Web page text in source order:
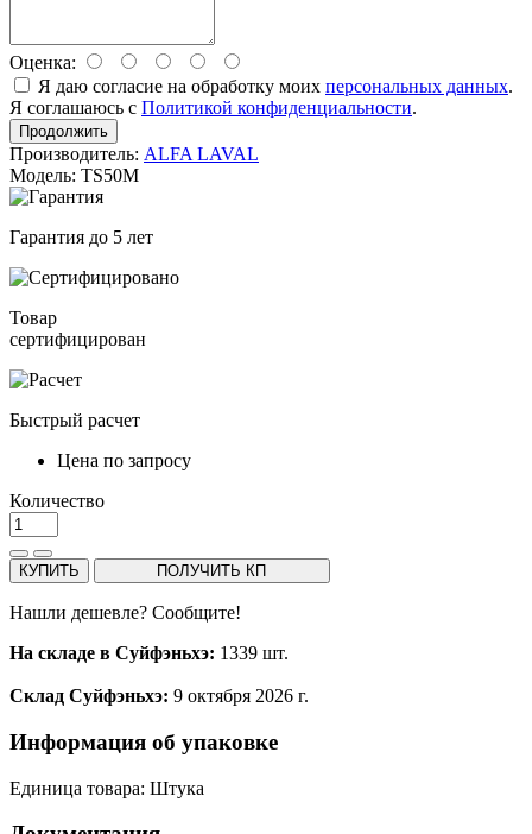
Оценка:
Я даю согласие на обработку моих персональных данных.
Я соглашаюсь с Политикой конфиденциальности.
Продолжить
Производитель: ALFA LAVAL
Модель: TS50M
Гарантия до 5 лет
Товар
сертифицирован
Быстрый расчет
Цена по запросу
Количество
КУПИТЬ ПОЛУЧИТЬ КП
Нашли дешевле? Сообщите!
На складе в Суйфэньхэ: 1339 шт.
Склад Суйфэньхэ: 9 октября 2026 г.
Информация об упаковке
Единица товара: Штука